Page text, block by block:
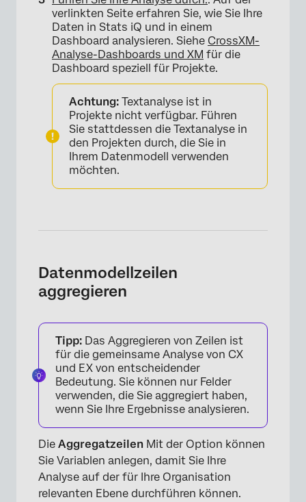
verlinkten Seite erfahren Sie, wie Sie Ihre
Daten in Stats iQ und in einem
Dashboard analysieren. Siehe CrossXM-
Analyse-Dashboards und XM für die
Dashboard speziell für Projekte.
Achtung: Textanalyse ist in
Projekte nicht verfügbar. Führen
Sie stattdessen die Textanalyse in
den Projekten durch, die Sie in
Ihrem Datenmodell verwenden
möchten.
Datenmodellzeilen
aggregieren
Tipp: Das Aggregieren von Zeilen ist
für die gemeinsame Analyse von CX
und EX von entscheidender
Bedeutung. Sie können nur Felder
verwenden, die Sie aggregiert haben,
wenn Sie Ihre Ergebnisse analysieren.
Die Aggregatzeilen Mit der Option können
Sie Variablen anlegen, damit Sie Ihre
Analyse auf der für Ihre Organisation
relevanten Ebene durchführen können.